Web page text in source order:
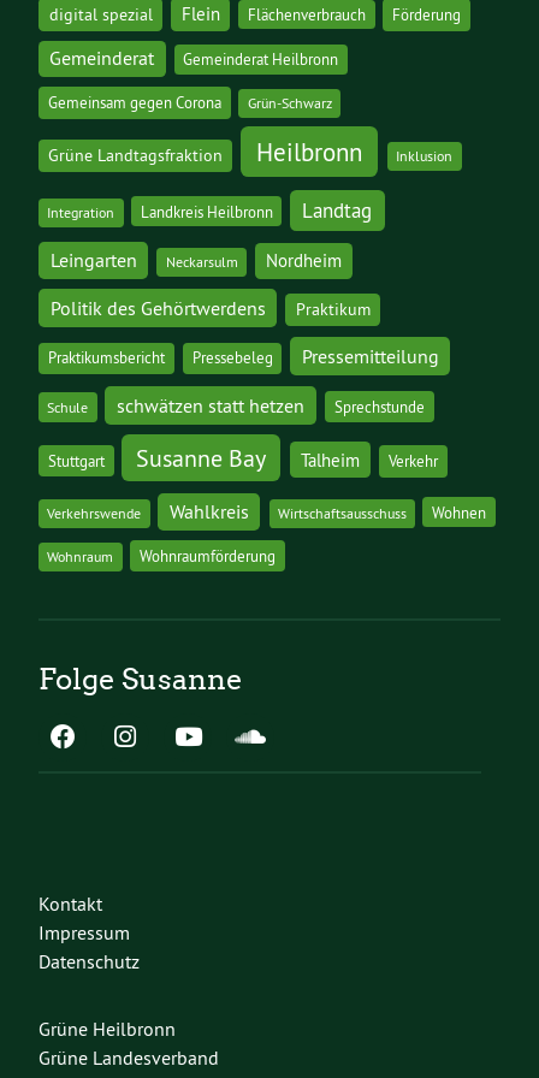
digital spezial Flein Flächenverbrauch Förderung
Gemeinderat Gemeinderat Heilbronn
Gemeinsam gegen Corona Grün-Schwarz
Grüne Landtagsfraktion Heilbronn Inklusion
Integration Landkreis Heilbronn Landtag
Leingarten Neckarsulm Nordheim
Politik des Gehörtwerdens Praktikum
Praktikumsbericht Pressebeleg Pressemitteilung
Schule schwätzen statt hetzen Sprechstunde
Stuttgart Susanne Bay Talheim Verkehr
Verkehrswende Wahlkreis Wirtschaftsausschuss Wohnen
Wohnraum Wohnraumförderung
Folge Susanne
Kontakt
Impressum
Datenschutz
Grüne Heilbronn
Grüne Landesverband